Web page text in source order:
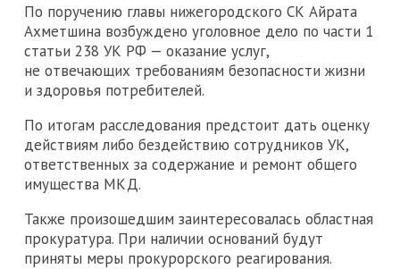
По поручению главы нижегородского СК Айрата
Ахметшина возбуждено уголовное дело по части 1
статьи 238 УК РФ — оказание услуг,
не отвечающих требованиям безопасности жизни
и здоровья потребителей.
По итогам расследования предстоит дать оценку
действиям либо бездействию сотрудников УК,
ответственных за содержание и ремонт общего
имущества МКД.
Также произошедшим заинтересовалась областная
прокуратура. При наличии оснований будут
приняты меры прокурорского реагирования.